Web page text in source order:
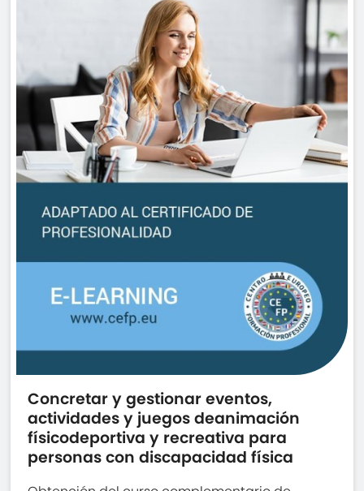
Concretar y gestionar eventos,
actividades y juegos deanimación
físicodeportiva y recreativa para
personas con discapacidad física